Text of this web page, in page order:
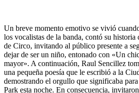
Un breve momento emotivo se vivió
los vocalistas de la banda, contó su
de Circo, invitando al público presente a
dejar de ser un niño, entonado con «Un
mayor». A continuación, Raul Sencillez
una pequeña poesía que le escribió a la
demostrando el orgullo que significaba
Park esta noche. En consecuencia,